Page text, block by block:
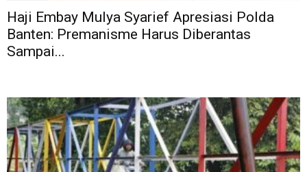
Haji Embay Mulya Syarief Apresiasi Polda
Banten: Premanisme Harus Diberantas
Sampai...